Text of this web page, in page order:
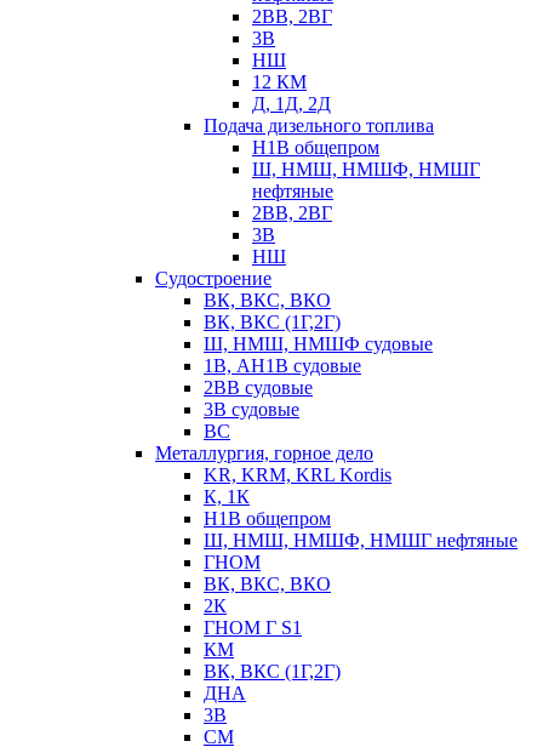
2ВВ, 2ВГ
3В
НШ
12 КМ
Д, 1Д, 2Д
Подача дизельного топлива
Н1В общепром
Ш, НМШ, НМШФ, НМШГ
нефтяные
2ВВ, 2ВГ
3В
НШ
Судостроение
ВК, ВКС, ВКО
ВК, ВКС (1Г,2Г)
Ш, НМШ, НМШФ судовые
1В, АН1В судовые
2ВВ судовые
3В судовые
ВС
Металлургия, горное дело
KR, KRM, KRL Kordis
К, 1К
Н1В общепром
Ш, НМШ, НМШФ, НМШГ нефтяные
ГНОМ
ВК, ВКС, ВКО
2К
ГНОМ Г S1
КМ
ВК, ВКС (1Г,2Г)
ДНА
3В
СМ